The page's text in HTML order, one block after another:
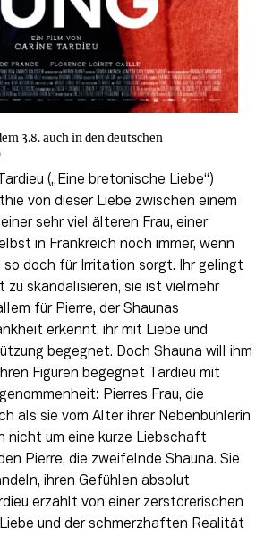
3.8. auch in den deutschen
(„Eine bretonische Liebe“)
von dieser Liebe zwischen einem
sehr viel älteren Frau, einer
in Frankreich noch immer, wenn
doch für Irritation sorgt. Ihr gelingt
zu skandalisieren, sie ist vielmehr
für Pierre, der Shaunas
erkennt, ihr mit Liebe und
begegnet. Doch Shauna will ihm
Figuren begegnet Tardieu mit
Pierres Frau, die
als sie vom Alter ihrer Nebenbuhlerin
nicht um eine kurze Liebschaft
Pierre, die zweifelnde Shauna. Sie
ihren Gefühlen absolut
erzählt von einer zerstörerischen
und der schmerzhaften Realität